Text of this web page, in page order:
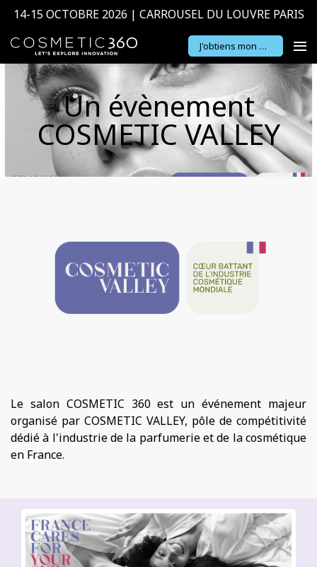
14-15 OCTOBRE 2026 | CARROUSEL DU LOUVRE PARIS
J'obtiens mon badge
Un évènement
COSMETIC VALLEY
Le salon COSMETIC 360 est un événement majeur
organisé par COSMETIC VALLEY, pôle de compétitivité
dédié à l'industrie de la parfumerie et de la cosmétique
en France.